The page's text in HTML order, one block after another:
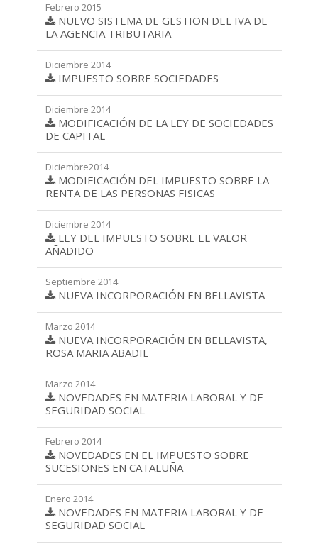
Febrero 2015
NUEVO SISTEMA DE GESTION DEL IVA DE
LA AGENCIA TRIBUTARIA
Diciembre 2014
IMPUESTO SOBRE SOCIEDADES
Diciembre 2014
MODIFICACIÓN DE LA LEY DE SOCIEDADES
DE CAPITAL
Diciembre2014
MODIFICACIÓN DEL IMPUESTO SOBRE LA
RENTA DE LAS PERSONAS FISICAS
Diciembre 2014
LEY DEL IMPUESTO SOBRE EL VALOR
AÑADIDO
Septiembre 2014
NUEVA INCORPORACIÓN EN BELLAVISTA
Marzo 2014
NUEVA INCORPORACIÓN EN BELLAVISTA,
ROSA MARIA ABADIE
Marzo 2014
NOVEDADES EN MATERIA LABORAL Y DE
SEGURIDAD SOCIAL
Febrero 2014
NOVEDADES EN EL IMPUESTO SOBRE
SUCESIONES EN CATALUÑA
Enero 2014
NOVEDADES EN MATERIA LABORAL Y DE
SEGURIDAD SOCIAL